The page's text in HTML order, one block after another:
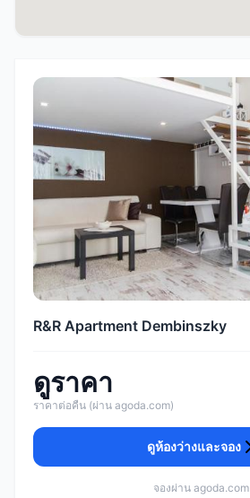
R&R Apartment Dembinszky
ดูราคา
ราคาต่อคืน (ผ่าน agoda.com)
ดูห้องว่างและจอง
จองผ่าน agoda.com